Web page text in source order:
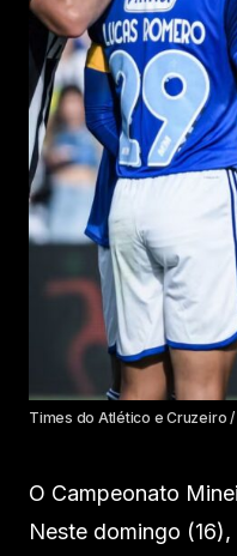
Times do Atlético e Cruzeiro
O Campeonato
Neste domingo